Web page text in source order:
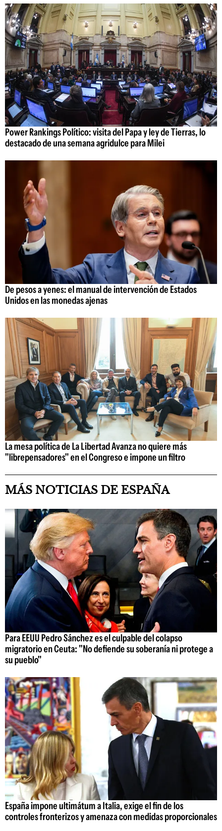
Power Rankings Político: visita del Papa y ley de Tierras, lo
destacado de una semana agridulce para Milei
De pesos a yenes: el manual de intervención de Estados
Unidos en las monedas ajenas
La mesa política de La Libertad Avanza no quiere más
"librepensadores" en el Congreso e impone un filtro
MÁS NOTICIAS DE ESPAÑA
Para EEUU Pedro Sánchez es el culpable del colapso
migratorio en Ceuta: "No defiende su soberanía ni protege a
su pueblo"
España impone ultimátum a Italia, exige el fin de los
controles fronterizos y amenaza con medidas proporcionales